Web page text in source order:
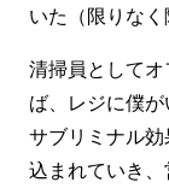
いた（限りな
清掃員として
ば、レジに僕が
サブリミナル
込まれていき